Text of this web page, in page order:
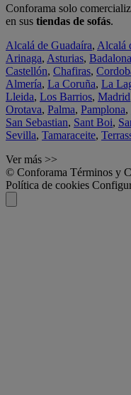
Conforama solo
en sus tiendas de sofás.
Alcalá de Guadaíra, Alcalá
Arinaga, Asturias, Badalona
Castellón, Chafiras,
Almería, La Coruña, La
Lleida, Los Barrios, Madrid
Orotava, Palma, Pamplona,
San Sebastian, Sant Boi,
Sevilla, Tamaraceite,
Ver más >>
© Conforama Términos y
Política de cookies